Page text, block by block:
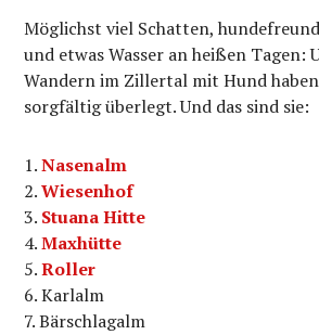
Möglichst viel Schatten,
und etwas Wasser an heißen Tagen:
Wandern im Zillertal mit Hund
sorgfältig überlegt. Und das sind sie:
Nasenalm
Wiesenhof
Stuana Hitte
Maxhütte
Roller
Karlalm
Bärschlagalm